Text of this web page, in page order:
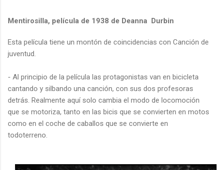
Mentirosilla, película de 1938 de Deanna Durbin
Esta película tiene un montón de coincidencias con Canción de
juventud.
- Al principio de la película las protagonistas van en bicicleta
cantando y silbando una canción, con sus dos profesoras
detrás. Realmente aquí solo cambia el modo de locomoción
que se motoriza, tanto en las bicis que se convierten en motos
como en el coche de caballos que se convierte en
todoterreno.